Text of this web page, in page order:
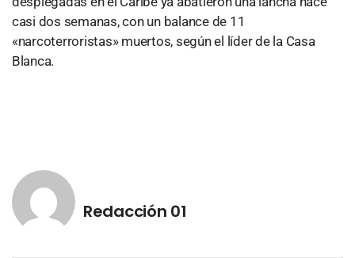
casi dos semanas, con un balance de 11
«narcoterroristas» muertos, según el líder de la Casa
Blanca.
Redacción 01